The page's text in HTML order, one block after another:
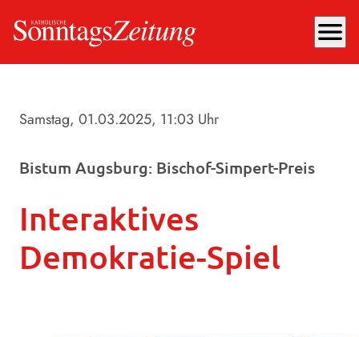
menu
Samstag, 01.03.2025, 11:03 Uhr
Bistum Augsburg: Bischof-Simpert-Preis
Interaktives
Demokratie-Spiel